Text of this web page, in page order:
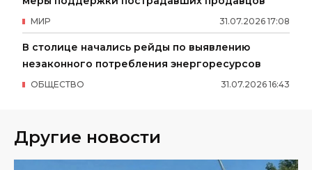
31.07.2026 17:08
МИР
В столице начались рейды по выявлению
незаконного потребления энергоресурсов
31.07.2026 16:43
ОБЩЕСТВО
Другие новости